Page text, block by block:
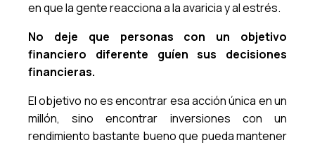
en que la gente reacciona a la avaricia y al estrés.
No deje que personas con un objetivo
financiero diferente guíen sus decisiones
financieras.
El objetivo no es encontrar esa acción única en un
millón, sino encontrar inversiones con un
rendimiento bastante bueno que pueda mantener